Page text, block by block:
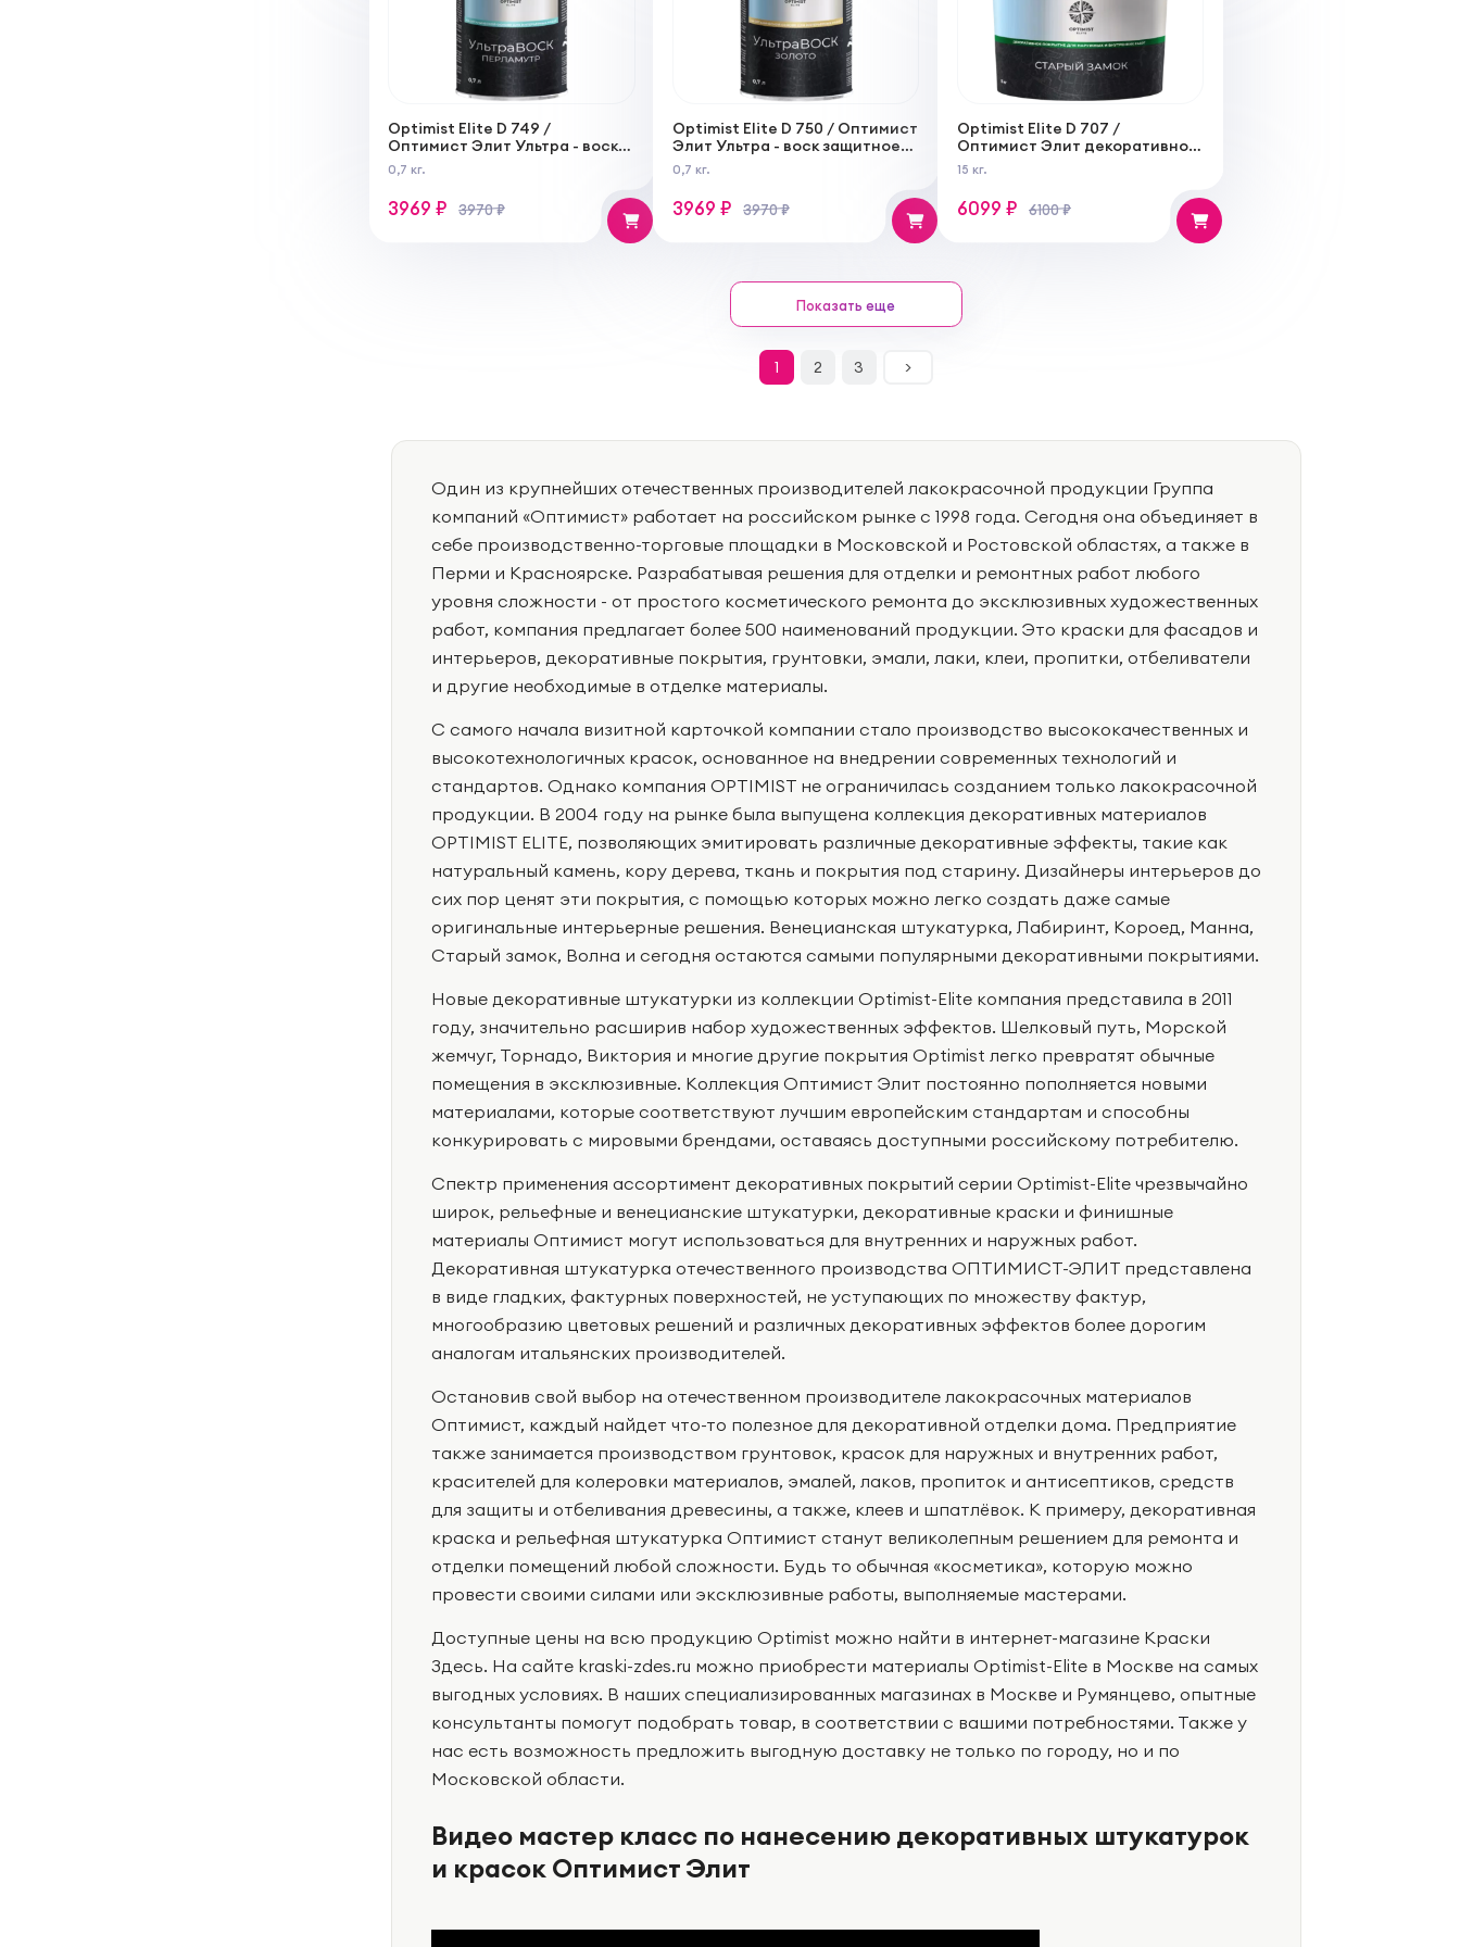
Optimist Elite D 749 /
Оптимист Элит Ультра - воск
защитное декоративное
финишное покрытие,
перламутр
0,7 кг.
3969 ₽ 3970 ₽
Optimist Elite D 750 / Оптимист
Элит Ультра - воск защитное
декоративное финишное
покрытие, золото
0,7 кг.
3969 ₽ 3970 ₽
Optimist Elite D 707 /
Оптимист Элит декоративное
покрытие Старый Замок для
внутренних работ
15 кг.
6099 ₽ 6100 ₽
Показать еще
1 2 3 >
Один из крупнейших отечественных производителей лакокрасочной продукции Группа
компаний «Оптимист» работает на российском рынке с 1998 года. Сегодня она объединяет в
себе производственно-торговые площадки в Московской и Ростовской областях, а также в
Перми и Красноярске. Разрабатывая решения для отделки и ремонтных работ любого
уровня сложности - от простого косметического ремонта до эксклюзивных художественных
работ, компания предлагает более 500 наименований продукции. Это краски для фасадов и
интерьеров, декоративные покрытия, грунтовки, эмали, лаки, клеи, пропитки, отбеливатели
и другие необходимые в отделке материалы.
С самого начала визитной карточкой компании стало производство высококачественных и
высокотехнологичных красок, основанное на внедрении современных технологий и
стандартов. Однако компания OPTIMISTне ограничилась созданием только лакокрасочной
продукции. В 2004 году на рынке была выпущена коллекция декоративных материалов
OPTIMIST ELITE, позволяющих эмитировать различные декоративные эффекты, такие как
натуральный камень, кору дерева, ткань и покрытия под старину. Дизайнеры интерьеров до
сих пор ценят эти покрытия, с помощью которых можно легко создать даже самые
оригинальные интерьерные решения. Венецианская штукатурка, Лабиринт, Короед, Манна,
Старый замок, Волна и сегодня остаются самыми популярными декоративными покрытиями.
Новые декоративные штукатурки из коллекции Optimist-Elite компания представила в 2011
году, значительно расширив набор художественных эффектов. Шелковый путь, Морской
жемчуг, Торнадо, Виктория и многие другие покрытия Optimist легко превратят обычные
помещения в эксклюзивные. Коллекция Оптимист Элит постоянно пополняется новыми
материалами, которые соответствуют лучшим европейским стандартам и способны
конкурировать с мировыми брендами, оставаясь доступными российскому потребителю.
Спектр применения ассортимент декоративных покрытий серии Optimist-Elite чрезвычайно
широк, рельефные и венецианские штукатурки, декоративные краски и финишные
материалы Оптимист могут использоваться для внутренних и наружных работ.
Декоративная штукатурка отечественного производства ОПТИМИСТ-ЭЛИТ представлена
в виде гладких, фактурных поверхностей, не уступающих по множеству фактур,
многообразию цветовых решений и различных декоративных эффектов более дорогим
аналогам итальянских производителей.
Остановив свой выбор на отечественном производителе лакокрасочных материалов
Оптимист, каждый найдет что-то полезное для декоративной отделки дома. Предприятие
также занимается производством грунтовок, красок для наружных и внутренних работ,
красителей для колеровки материалов, эмалей, лаков, пропиток и антисептиков, средств
для защиты и отбеливания древесины, а также, клеев и шпатлёвок. К примеру, декоративная
краска и рельефная штукатурка Оптимист станут великолепным решением для ремонта и
отделки помещений любой сложности. Будь то обычная «косметика», которую можно
провести своими силами или эксклюзивные работы, выполняемые мастерами.
Доступные цены на всю продукцию Optimist можно найти в интернет-магазине Краски
Здесь. На сайте kraski-zdes.ru можно приобрести материалы Optimist-Elite в Москве на самых
выгодных условиях. В наших специализированных магазинах в Москве и Румянцево, опытные
консультанты помогут подобрать товар, в соответствии с вашими потребностями. Также у
нас есть возможность предложить выгодную доставку не только по городу, но и по
Московской области.
Видео мастер класс по нанесению декоративных штукатурок
и красок Оптимист Элит